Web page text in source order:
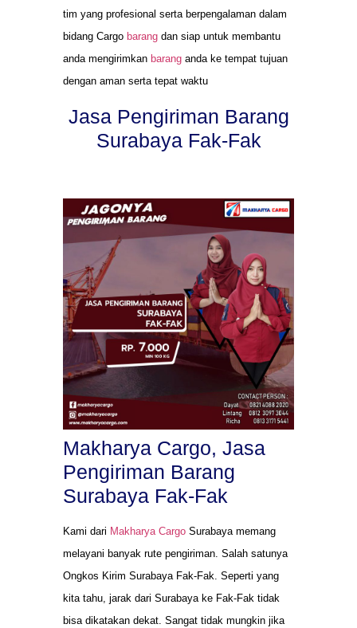
tim yang profesional serta berpengalaman dalam
bidang Cargo barang dan siap untuk membantu
anda mengirimkan barang anda ke tempat tujuan
dengan aman serta tepat waktu
Jasa Pengiriman Barang
Surabaya Fak-Fak
Makharya Cargo, Jasa
Pengiriman Barang
Surabaya Fak-Fak
Kami dari Makharya Cargo Surabaya memang
melayani banyak rute pengiriman. Salah satunya
Ongkos Kirim Surabaya Fak-Fak. Seperti yang
kita tahu, jarak dari Surabaya ke Fak-Fak tidak
bisa dikatakan dekat. Sangat tidak mungkin jika